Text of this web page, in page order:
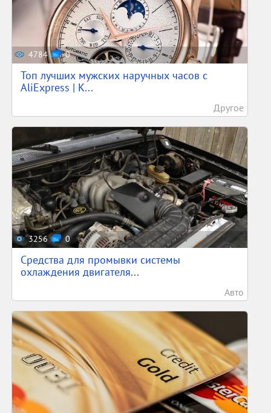
4784 0
Топ лучших мужских наручных часов с
AliExpress | К...
Другое
3256 0
Средства для промывки системы
охлаждения двигателя...
Авто